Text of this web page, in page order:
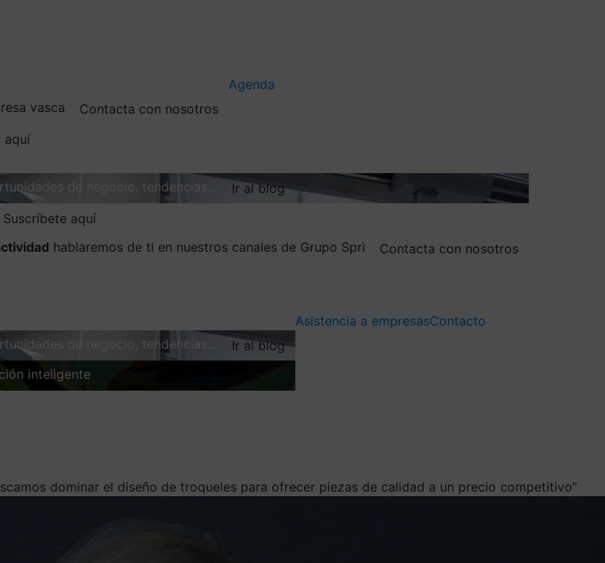
vasca
Contacta con nosotros
aquí
Agenda
de negocio, tendencias…
Ir al blog
Suscríbete aquí
hablaremos de ti en nuestros canales de Grupo Spri
Contacta con nosotros
de negocio, tendencias…
Ir al blog
inteligente
Asistencia a empresasContacto
dominar el diseño de troqueles para ofrecer piezas de calidad a un precio competitivo”